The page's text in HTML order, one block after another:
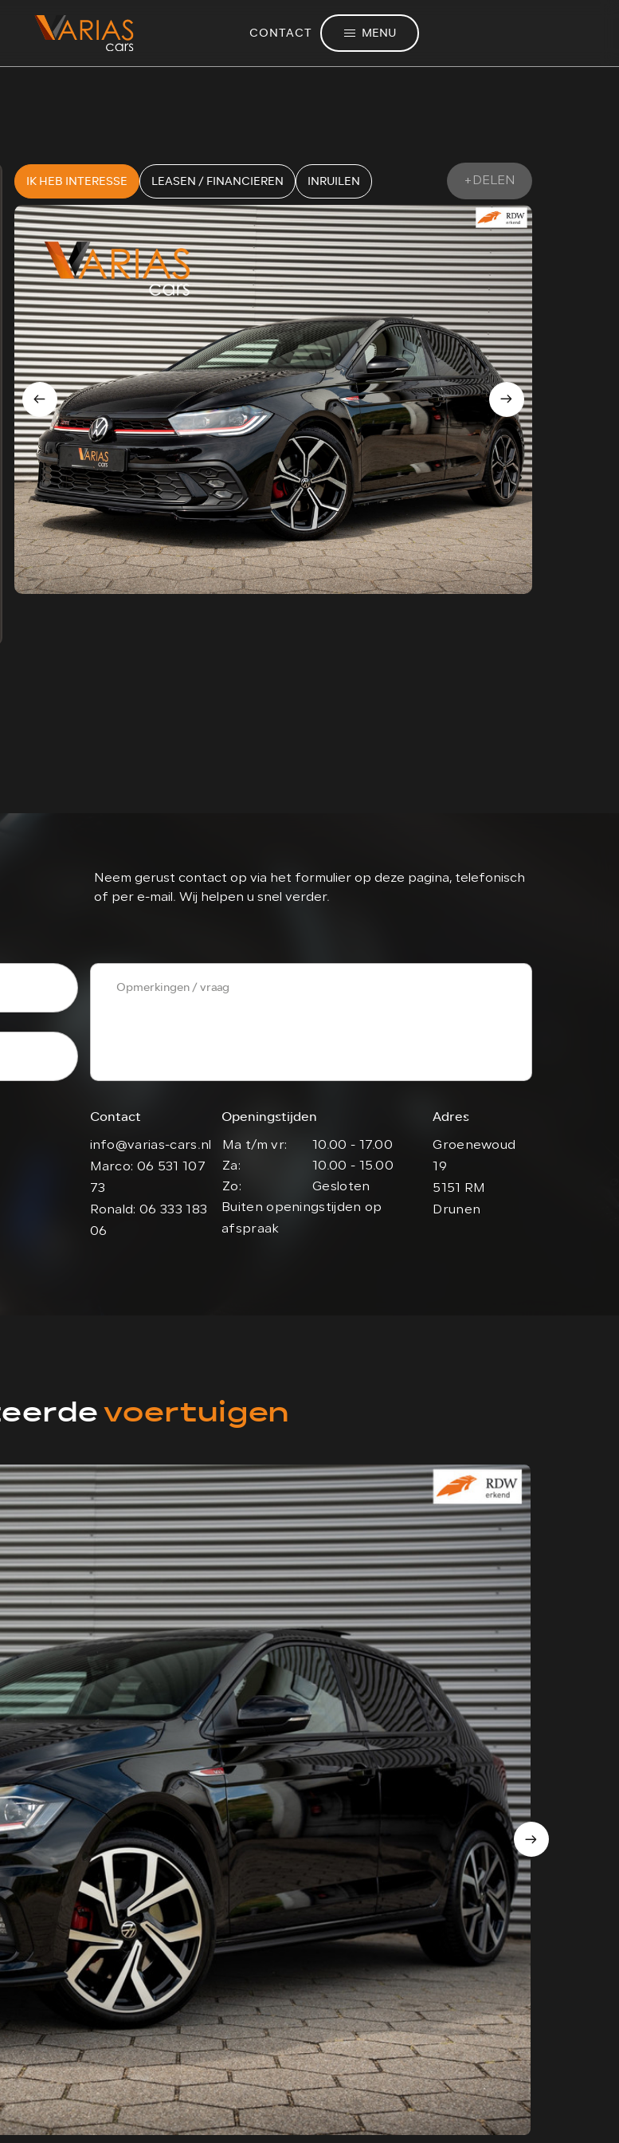
CONTACT MENU
IK HEB INTERESSE LEASEN / FINANCIEREN INRUILEN +DELEN
Neem gerust contact op via het formulier op deze pagina, telefonisch
of per e-mail. Wij helpen u snel verder.
Contact
info@varias-cars.nl
Marco: 06 531 107
73
Ronald: 06 333 183
06
Openingstijden
Ma t/m vr:
10.00 - 17.00
Za:
10.00 - 15.00
Zo:
Gesloten
Buiten openingstijden op
afspraak
Adres
Groenewoud
19
5151 RM
Drunen
voertuigen